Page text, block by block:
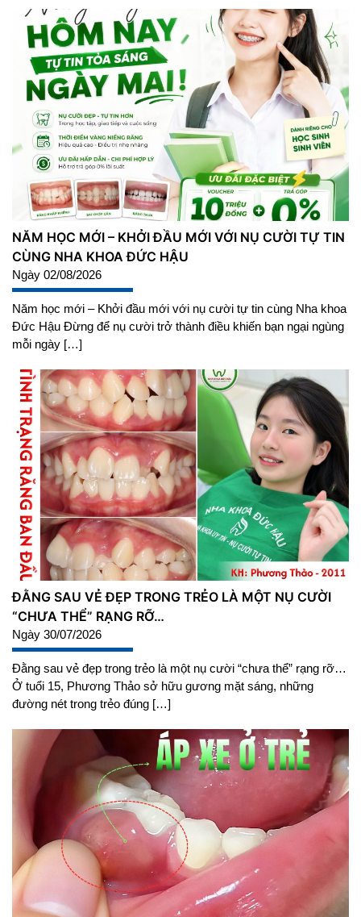
NĂM HỌC MỚI – KHỞI ĐẦU MỚI VỚI NỤ CƯỜI TỰ TIN
CÙNG NHA KHOA ĐỨC HẬU
Ngày 02/08/2026
Năm học mới – Khởi đầu mới với nụ cười tự tin cùng Nha khoa
Đức Hậu Đừng để nụ cười trở thành điều khiến bạn ngại ngùng
mỗi ngày […]
ĐẰNG SAU VẺ ĐẸP TRONG TRẺO LÀ MỘT NỤ CƯỜI
“CHƯA THỂ” RẠNG RỠ…
Ngày 30/07/2026
Đằng sau vẻ đẹp trong trẻo là một nụ cười “chưa thể” rạng rỡ…
Ở tuổi 15, Phương Thảo sở hữu gương mặt sáng, những
đường nét trong trẻo đúng […]